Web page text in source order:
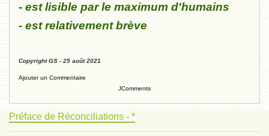
- est lisible par le maximum d'humains
- est relativement brève
Copyright GS - 25 août 2021
Ajouter un Commentaire
JComments
Préface de Réconciliations - *